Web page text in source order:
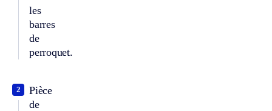
les
barres
de
perroquet.
Pièce
de
2